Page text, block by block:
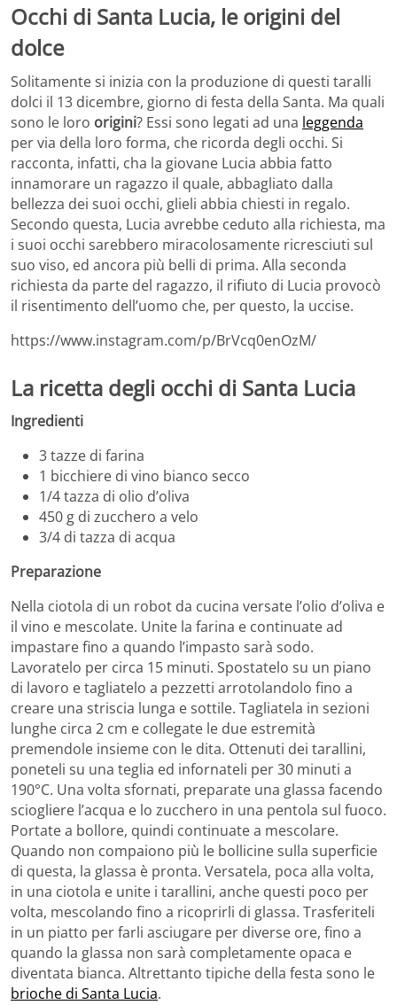
Occhi di Santa Lucia, le origini del
dolce
Solitamente si inizia con la produzione di questi taralli
dolci il 13 dicembre, giorno di festa della Santa. Ma quali
sono le loro origini? Essi sono legati ad una leggenda
per via della loro forma, che ricorda degli occhi. Si
racconta, infatti, cha la giovane Lucia abbia fatto
innamorare un ragazzo il quale, abbagliato dalla
bellezza dei suoi occhi, glieli abbia chiesti in regalo.
Secondo questa, Lucia avrebbe ceduto alla richiesta, ma
i suoi occhi sarebbero miracolosamente ricresciuti sul
suo viso, ed ancora più belli di prima. Alla seconda
richiesta da parte del ragazzo, il rifiuto di Lucia provocò
il risentimento dell’uomo che, per questo, la uccise.
https://www.instagram.com/p/BrVcq0enOzM/
La ricetta degli occhi di Santa Lucia
Ingredienti
3 tazze di farina
1 bicchiere di vino bianco secco
1/4 tazza di olio d’oliva
450 g di zucchero a velo
3/4 di tazza di acqua
Preparazione
Nella ciotola di un robot da cucina versate l’olio d’oliva e
il vino e mescolate. Unite la farina e continuate ad
impastare fino a quando l’impasto sarà sodo.
Lavoratelo per circa 15 minuti. Spostatelo su un piano
di lavoro e tagliatelo a pezzetti arrotolandolo fino a
creare una striscia lunga e sottile. Tagliatela in sezioni
lunghe circa 2 cm e collegate le due estremità
premendole insieme con le dita. Ottenuti dei tarallini,
poneteli su una teglia ed infornateli per 30 minuti a
190°C. Una volta sfornati, preparate una glassa facendo
sciogliere l’acqua e lo zucchero in una pentola sul fuoco.
Portate a bollore, quindi continuate a mescolare.
Quando non compaiono più le bollicine sulla superficie
di questa, la glassa è pronta. Versatela, poca alla volta,
in una ciotola e unite i tarallini, anche questi poco per
volta, mescolando fino a ricoprirli di glassa. Trasferiteli
in un piatto per farli asciugare per diverse ore, fino a
quando la glassa non sarà completamente opaca e
diventata bianca. Altrettanto tipiche della festa sono le
brioche di Santa Lucia.